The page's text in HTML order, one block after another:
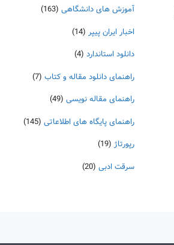
آموزش های دانشگاهی (163)
اخبار ایران پیپر (14)
دانلود استاندارد (4)
راهنمای دانلود مقاله و کتاب (7)
راهنمای مقاله نویسی (49)
راهنمای پایگاه های اطلاعاتی (145)
رپورتاژ (19)
سرقت ادبی (20)